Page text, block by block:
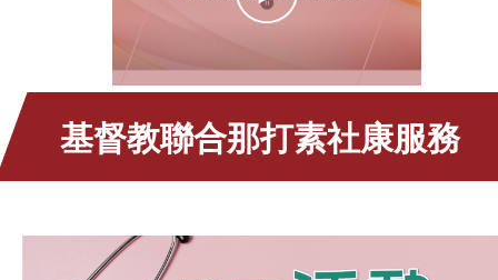
基督教聯合那打素社康服務